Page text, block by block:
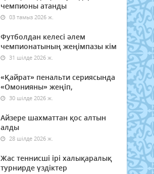
чемпионы атанды
03 тамыз 2026 ж.
Футболдан келесі әлем
чемпионатының жеңімпазы кім
31 шілде 2026 ж.
«Қайрат» пенальти сериясында
«Омонияны» жеңіп,
30 шілде 2026 ж.
Айзере шахматтан қос алтын
алды
28 шілде 2026 ж.
Жас теннисші ірі халықаралық
турнирде үздіктер